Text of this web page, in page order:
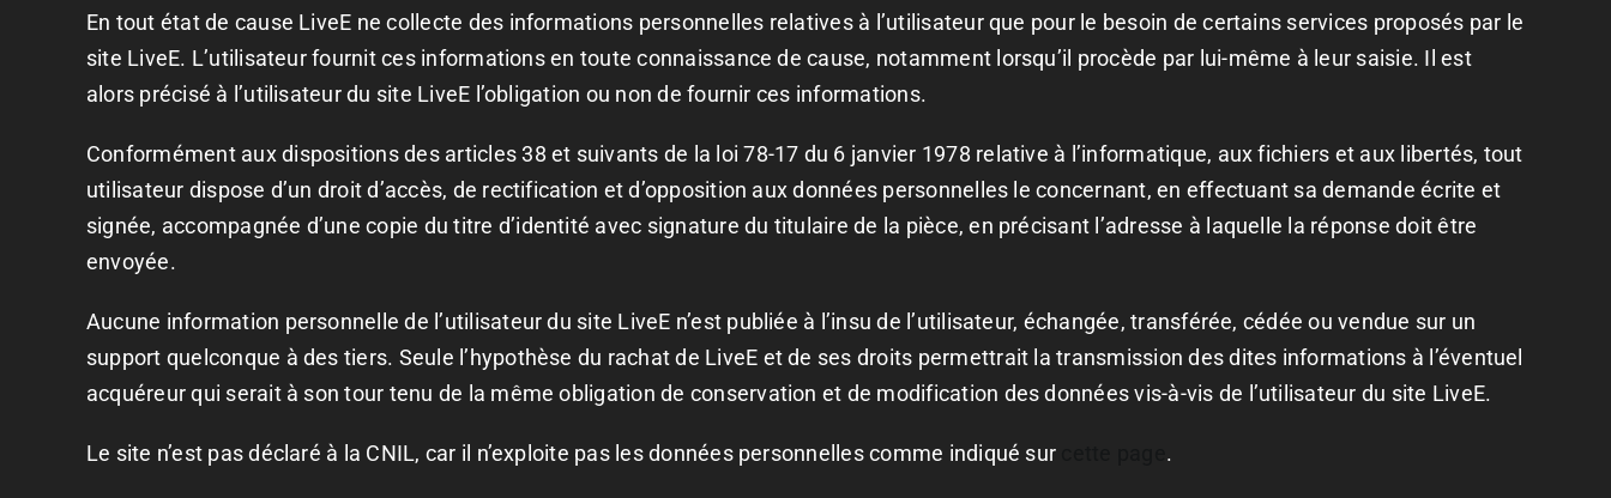
En tout état de cause LiveE ne collecte des informations personnelles relatives à l’utilisateur que pour le besoin de certains services proposés par le
site LiveE. L’utilisateur fournit ces informations en toute connaissance de cause, notamment lorsqu’il procède par lui-même à leur saisie. Il est
alors précisé à l’utilisateur du site LiveE l’obligation ou non de fournir ces informations.
Conformément aux dispositions des articles 38 et suivants de la loi 78-17 du 6 janvier 1978 relative à l’informatique, aux fichiers et aux libertés, tout
utilisateur dispose d’un droit d’accès, de rectification et d’opposition aux données personnelles le concernant, en effectuant sa demande écrite et
signée, accompagnée d’une copie du titre d’identité avec signature du titulaire de la pièce, en précisant l’adresse à laquelle la réponse doit être
envoyée.
Aucune information personnelle de l’utilisateur du site LiveE n’est publiée à l’insu de l’utilisateur, échangée, transférée, cédée ou vendue sur un
support quelconque à des tiers. Seule l’hypothèse du rachat de LiveE et de ses droits permettrait la transmission des dites informations à l’éventuel
acquéreur qui serait à son tour tenu de la même obligation de conservation et de modification des données vis-à-vis de l’utilisateur du site LiveE.
Le site n’est pas déclaré à la CNIL, car il n’exploite pas les données personnelles comme indiqué sur .